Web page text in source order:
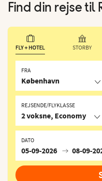
Find din rejse til
FLY + HOTEL STORBY
FRA
København
DATO
05-09-2026 08-09-
REJSENDE/FLYKLASSE
2 voksne, Economy